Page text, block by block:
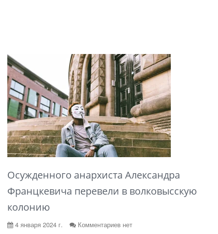
Осужденного анархиста Александра
Францкевича перевели в волковысскую
колонию
4 января 2024 г.
Комментариев нет